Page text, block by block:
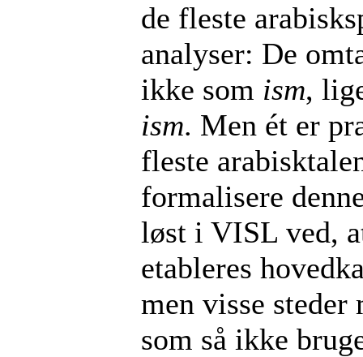
de fleste
analyser: De
ikke som ism,
ism. Men ét er
fleste
formalisere
løst i VISL ved,
etableres
men visse steder
som så ikke